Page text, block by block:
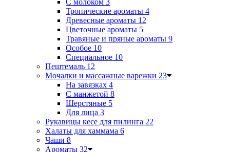
С молоком 3
Тропические ароматы 4
Древесные ароматы 12
Цветочные ароматы 5
Травяные и пряные ароматы 9
Особое 10
Специальное 10
Пештемаль 12
Мочалки и массажные варежки 23
На завязках 4
С манжетой 8
Шерстяные 5
Для лица 3
Рукавицы кесе для пилинга 22
Халаты для хаммама 6
Чаши 8
Ароматы 32